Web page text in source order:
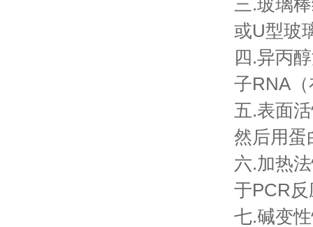
三.玻璃
或U型玻
四.异丙
子RNA
五.表面
然后用蛋
六.加热
于PCR反
七.碱变